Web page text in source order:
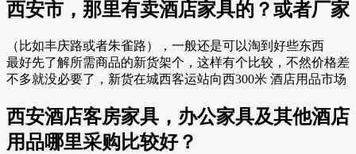
西安市，那里有卖酒店家具的？或者厂家
（比如丰庆路或者朱雀路），一般还是可以淘到好些东西
最好先了解所需商品的新货架个，这样有个比较，不然价格差
不多就没必要了，新货在城西客运站向西300米 酒店用品市场
西安酒店客房家具，办公家具及其他酒店
用品哪里采购比较好？